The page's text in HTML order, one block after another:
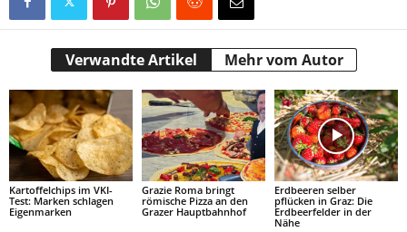
Verwandte Artikel Mehr vom Autor
Kartoffelchips im VKI-
Test: Marken schlagen
Eigenmarken
Grazie Roma bringt
römische Pizza an den
Grazer Hauptbahnhof
Erdbeeren selber
pflücken in Graz: Die
Erdbeerfelder in der
Nähe